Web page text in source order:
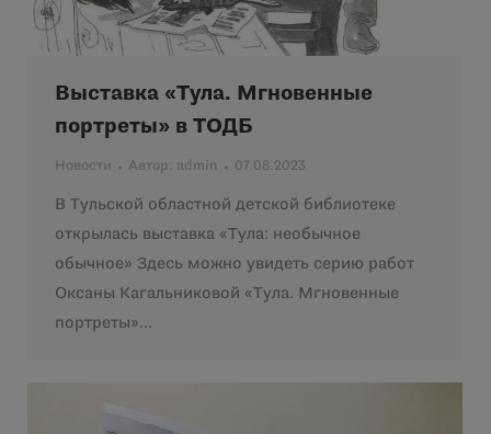
Выставка «Тула. Мгновенные
портреты» в ТОДБ
Новости Автор: admin 07.08.2023
В Тульской областной детской библиотеке
открылась выставка «Тула: необычное
обычное» Здесь можно увидеть серию работ
Оксаны Кагальниковой «Тула. Мгновенные
портреты»…